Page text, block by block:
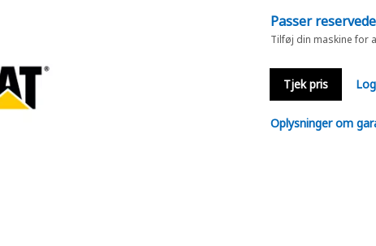
Passer
Tilføj din maskine for
Tjek pris
Oplysninger om